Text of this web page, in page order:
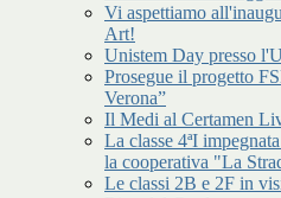
Vi aspettiamo
Art!
Unistem Day presso
Prosegue il progetto
Verona”
Il Medi al Certamen
La classe 4ªI
la cooperativa "La
Le classi 2B e 2F in